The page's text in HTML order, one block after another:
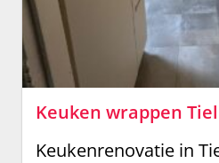
Keuken wrappen Tiel
Keukenrenovatie in